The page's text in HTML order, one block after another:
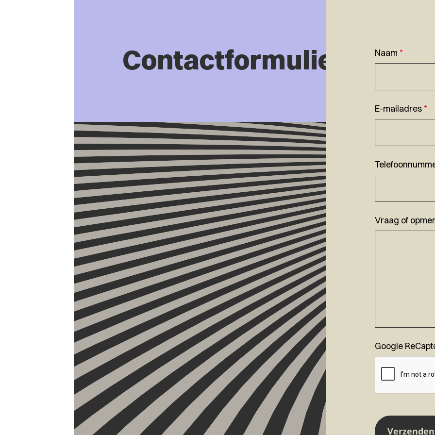
Contactformulier Naam *
E-mailadres *
Vraag of
Google